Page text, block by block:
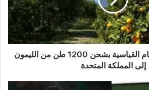
المغرب يُحطم الأرقام القياسية بشحن 1200 طن من الليمون
إلى المملكة المتحدة